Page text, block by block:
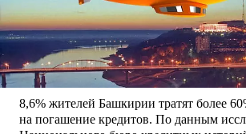
8,6% жителей Башкирии тратят более
на погашение кредитов. По данным